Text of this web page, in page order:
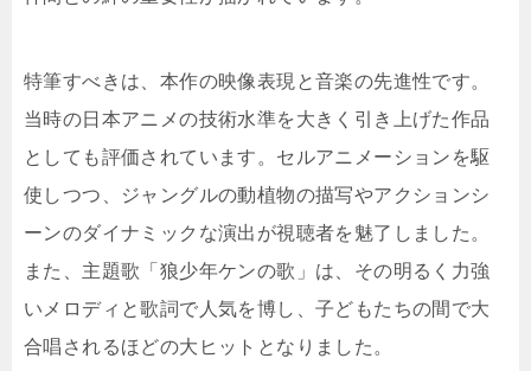
特筆すべきは、本作の映像表現と音楽の先進性です。
当時の日本アニメの技術水準を大きく引き上げた作品
としても評価されています。セルアニメーションを駆
使しつつ、ジャングルの動植物の描写やアクションシ
ーンのダイナミックな演出が視聴者を魅了しました。
また、主題歌「狼少年ケンの歌」は、その明るく力強
いメロディと歌詞で人気を博し、子どもたちの間で大
合唱されるほどの大ヒットとなりました。